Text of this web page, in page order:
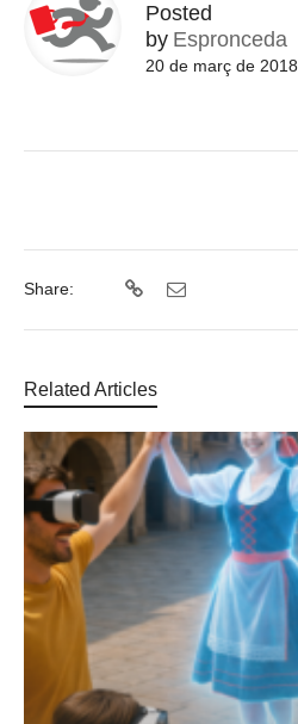
Posted
by Espronceda
20 de març de 2018
Share:
Related Articles